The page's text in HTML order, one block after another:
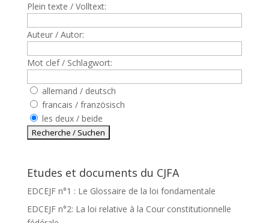
Plein texte / Volltext:
Auteur / Autor:
Mot clef / Schlagwort:
allemand / deutsch
francais / französisch
les deux / beide
Etudes et documents du CJFA
EDCEJF n°1 : Le Glossaire de la loi fondamentale
EDCEJF n°2: La loi relative à la Cour constitutionnelle